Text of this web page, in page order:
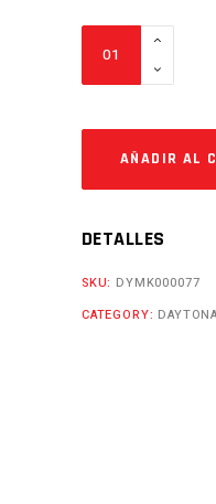
MAGNESIO
WING
EVO200
Cantidad
AÑADIR AL
DETALLES
SKU: DYMK000077
CATEGORY: